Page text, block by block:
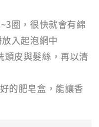
圈，很快就會有綿
入起泡網中
頭皮與髮絲，再以清
的肥皂盒，能讓香